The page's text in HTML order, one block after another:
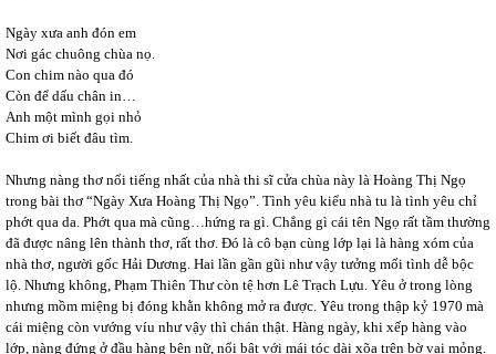
Ngày xưa anh đón em
Nơi gác chuông chùa nọ.
Con chim nào qua đó
Còn để dấu chân in…
Anh một mình gọi nhỏ
Chim ơi biết đâu tìm.
Nhưng nàng thơ nổi tiếng nhất của nhà thi sĩ cửa chùa này là Hoàng Thị Ngọ
trong bài thơ “Ngày Xưa Hoàng Thị Ngọ”. Tình yêu kiểu nhà tu là tình yêu chỉ
phớt qua da. Phớt qua mà cũng…hứng ra gì. Chẳng gì cái tên Ngọ rất tầm thường
đã được nâng lên thành thơ, rất thơ. Đó là cô bạn cùng lớp lại là hàng xóm của
nhà thơ, người gốc Hải Dương. Hai lần gần gũi như vậy tưởng mối tình dễ bộc
lộ. Nhưng không, Phạm Thiên Thư còn tệ hơn Lê Trạch Lựu. Yêu ở trong lòng
nhưng mồm miệng bị đóng khằn không mở ra được. Yêu trong thập kỷ 1970 mà
cái miệng còn vướng víu như vậy thì chán thật. Hàng ngày, khi xếp hàng vào
lớp, nàng đứng ở đầu hàng bên nữ, nổi bật với mái tóc dài xõa trên bờ vai mỏng.